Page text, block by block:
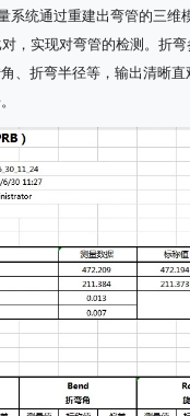
系统通过重建出弯管的三维
，实现对弯管的检测。折
、折弯半径等，输出清晰